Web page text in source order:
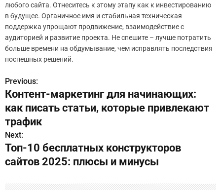
любого сайта. Отнеситесь к этому этапу как к инвестированию
в будущее. Органичное имя и стабильная техническая
поддержка упрощают продвижение, взаимодействие с
аудиторией и развитие проекта. Не спешите – лучше потратить
больше времени на обдумывание, чем исправлять последствия
поспешных решений.
Н
а
в
и
г
Previous:
Контент-маркетинг для начинающих:
как писать статьи, которые привлекают
трафик
Next:
Топ-10 бесплатных конструкторов
сайтов 2025: плюсы и минусы